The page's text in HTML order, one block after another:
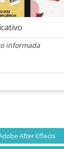
informada
After Effects